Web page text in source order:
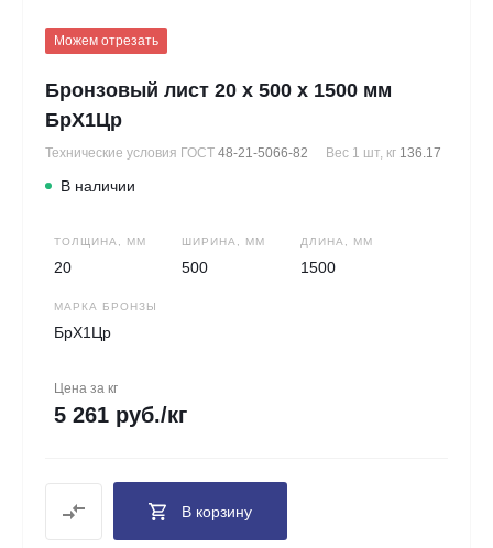
Можем отрезать
Бронзовый лист 20 х 500 х 1500 мм
БрХ1Цр
Технические условия ГОСТ 48-21-5066-82 Вес 1 шт, кг 136.17
В наличии
ТОЛЩИНА, ММ
20
ШИРИНА, ММ
500
ДЛИНА, ММ
1500
МАРКА БРОНЗЫ
БрХ1Цр
Цена за кг
5 261 руб./кг
В корзину